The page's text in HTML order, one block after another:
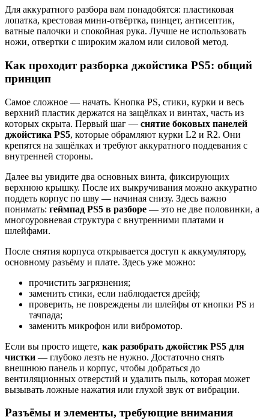
Для аккуратного разбора вам понадобятся: пластиковая
лопатка, крестовая мини-отвёртка, пинцет, антисептик,
ватные палочки и спокойная рука. Лучше не использовать
ножи, отвертки с широким жалом или силовой метод.
Как проходит разборка джойстика PS5: общий
принцип
Самое сложное — начать. Кнопка PS, стики, курки и весь
верхний пластик держатся на защёлках и винтах, часть из
которых скрыта. Первый шаг — снятие боковых панелей
джойстика PS5, которые обрамляют курки L2 и R2. Они
крепятся на защёлках и требуют аккуратного поддевания с
внутренней стороны.
Далее вы увидите два основных винта, фиксирующих
верхнюю крышку. После их выкручивания можно аккуратно
поддеть корпус по шву — начиная снизу. Здесь важно
понимать: геймпад PS5 в разборе — это не две половинки, а
многоуровневая структура с внутренними платами и
шлейфами.
После снятия корпуса открывается доступ к аккумулятору,
основному разъёму и плате. Здесь уже можно:
прочистить загрязнения;
заменить стики, если наблюдается дрейф;
проверить, не повреждены ли шлейфы от кнопки PS и
тачпада;
заменить микрофон или вибромотор.
Если вы просто ищете, как разобрать джойстик PS5 для
чистки — глубоко лезть не нужно. Достаточно снять
внешнюю панель и корпус, чтобы добраться до
вентиляционных отверстий и удалить пыль, которая может
вызывать ложные нажатия или глухой звук от вибрации.
Разъёмы и элементы, требующие внимания